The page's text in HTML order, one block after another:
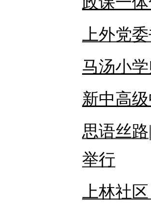
上外党
马汤小
新中高
思语丝路
举行
上林社